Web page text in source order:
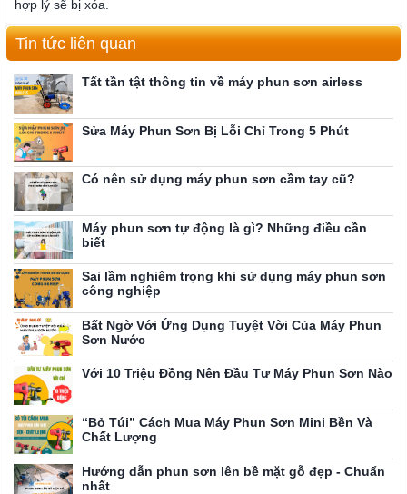
hợp lý sẽ bị xóa.
Tin tức liên quan
Tất tần tật thông tin về máy phun sơn airless
Sửa Máy Phun Sơn Bị Lỗi Chỉ Trong 5 Phút
Có nên sử dụng máy phun sơn cầm tay cũ?
Máy phun sơn tự động là gì? Những điều cần
biết
Sai lầm nghiêm trọng khi sử dụng máy phun sơn
công nghiệp
Bất Ngờ Với Ứng Dụng Tuyệt Vời Của Máy Phun
Sơn Nước
Với 10 Triệu Đồng Nên Đầu Tư Máy Phun Sơn Nào
“Bỏ Túi” Cách Mua Máy Phun Sơn Mini Bền Và
Chất Lượng
Hướng dẫn phun sơn lên bề mặt gỗ đẹp - Chuẩn
nhất